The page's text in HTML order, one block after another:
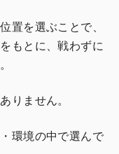
置を選ぶことで、
もとに、戦わずに
りません。
環境の中で選んで